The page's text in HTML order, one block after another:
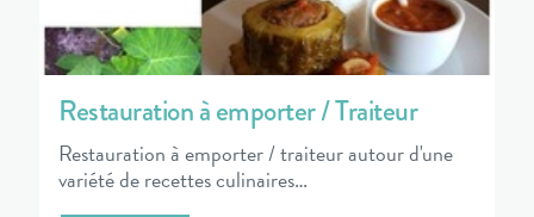
Restauration à emporter / Traiteur
Restauration à emporter / traiteur autour d'une
variété de recettes culinaires…